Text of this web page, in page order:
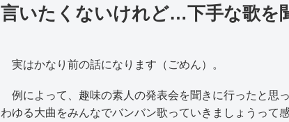
言いたくないけれど…下手な歌を
実はかなり前の話になります（ごめん）。
例によって、趣味の素人の発表会を聞きに行ったと思
わゆる大曲をみんなでバンバン歌っていきましょうって